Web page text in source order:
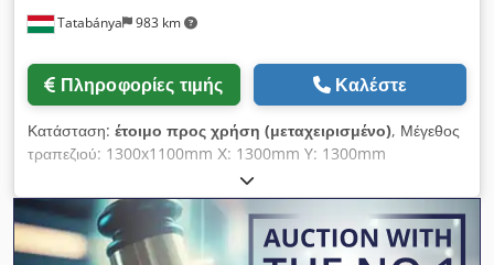
Tatabánya 983 km
Πληροφορίες τιμής Καλέστε
Κατάσταση: έτοιμο προς χρήση (μεταχειρισμένο), Μέγεθος
τραπεζιού: 1300x1100mm Χ: 1300mm Y: 1300mm
Εγκεφαλική διαδρομή ατράκτου 500 mm ΚΆΤΩ ΑΠΌ ΆΧΥΡΟ !!!
Dsdpfx Acsh E Dnhjqokr